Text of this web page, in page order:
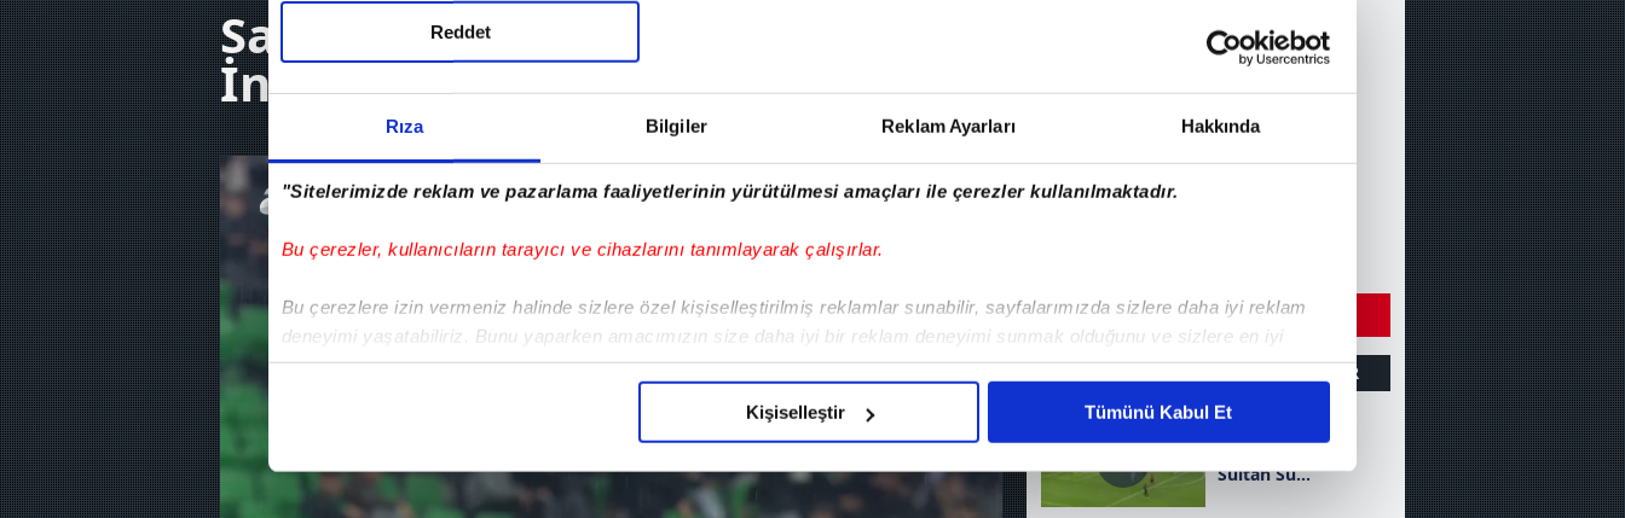
Rıza Bilgiler Reklam Ayarları Hakkında
"Sitelerimizde reklam ve pazarlama faaliyetlerinin yürütülmesi amaçları ile çerezler kullanılmaktadır.
Bu çerezler, kullanıcıların tarayıcı ve cihazlarını tanımlayarak çalışırlar.
Bu çerezlere izin vermeniz halinde sizlere özel kişiselleştirilmiş reklamlar sunabilir, sayfalarımızda sizlere daha iyi reklam
deneyimi yaşatabiliriz. Bunu yaparken amacımızın size daha iyi bir reklam deneyimi sunmak olduğunu ve sizlere en iyi
içerikleri sunabilmek adına elimizden gelen çabayı gösterdiğimizi ve bu noktada, reklamların maliyetlerimizi karşılamak
Sizlere daha iyi bir hizmet sunabilmek için İnternet Sitemizde kendimize ve üçüncü kişilere ait çerezler kullanılmaktadır. Bu
Reddet
Kişiselleştir Tümünü Kabul Et
Sakaryaspor 4-0 Sultan Su
İnegölspor (MAÇ ÖZETİ)
28 Ekim 2025, Salı 20:46
MAÇIN DİĞER VİDEOLARI
DİĞER
Sakaryaspor 4-0
Sultan Su